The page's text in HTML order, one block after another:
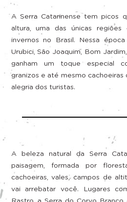
A Serra Catarinense tem picos
altura, uma das únicas
invernos no Brasil. Nessa
Urubici, São Joaquim, Bom
ganham um toque especial
granizos e até mesmo cachoeiras
alegria dos turistas.
A beleza natural da Serra
paisagem, formada por
cachoeiras, vales, campos de
vai arrebatar você. Lugares